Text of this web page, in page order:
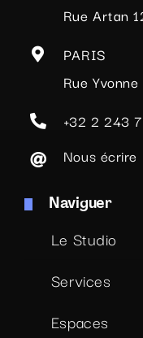
Rue Artan
PARIS
Rue
+32 2 243
Nous écrire
Naviguer
Le Studio
Services
Espaces